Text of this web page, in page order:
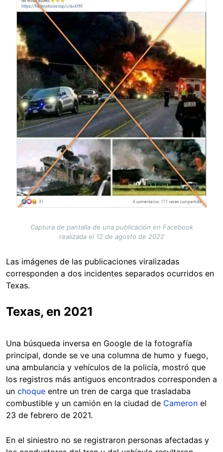
Captura de pantalla de una publicación en Facebook
realizada el 12 de agosto de 2022
Las imágenes de las publicaciones viralizadas
corresponden a dos incidentes separados ocurridos en
Texas.
Texas, en 2021
Una búsqueda inversa en Google de la fotografía
principal, donde se ve una columna de humo y fuego,
una ambulancia y vehículos de la policía, mostró que
los registros más antiguos encontrados corresponden a
un choque entre un tren de carga que trasladaba
combustible y un camión en la ciudad de Cameron el
23 de febrero de 2021.
En el siniestro no se registraron personas afectadas y